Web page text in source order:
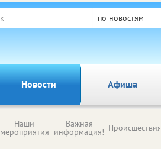
по новостям
Новости Афиша
Наши
мероприятия
Важная
информация! Происшествия